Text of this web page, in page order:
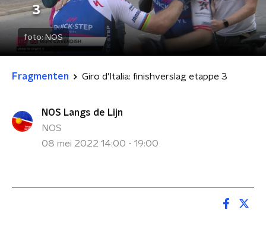
3
foto: NOS
Fragmenten Giro d'Italia: finishverslag etappe 3
NOS Langs de Lijn
NOS
08 mei 2022 14:00 - 19:00